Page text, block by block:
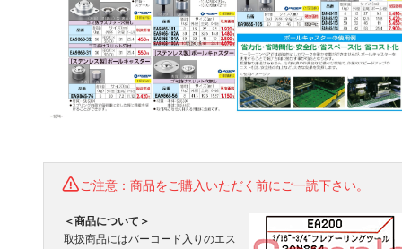
ご注意：商品をご購入いただく前にご一読下さい。
＜商品について＞
取扱商品にはバーコード入りのエス